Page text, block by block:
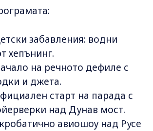
забавления: водни
хепънинг.
на речното дефиле с
и джета.
старт на парада с
над Дунав мост.
авиошоу над Русе